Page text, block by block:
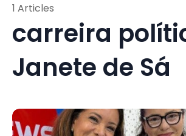
carreira
Janete de Sá
1 Articles